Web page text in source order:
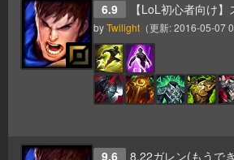
6.9 【LoL初心者向け】スタンダー
byTwilight （更新:2016-05-07
9.6 8.22ガレン(もうで